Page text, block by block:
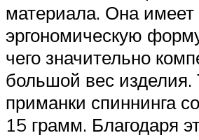
материала. Она имеет
эргономическую
чего значительно
большой вес изделия.
приманки спиннинга
15 грамм. Благодаря